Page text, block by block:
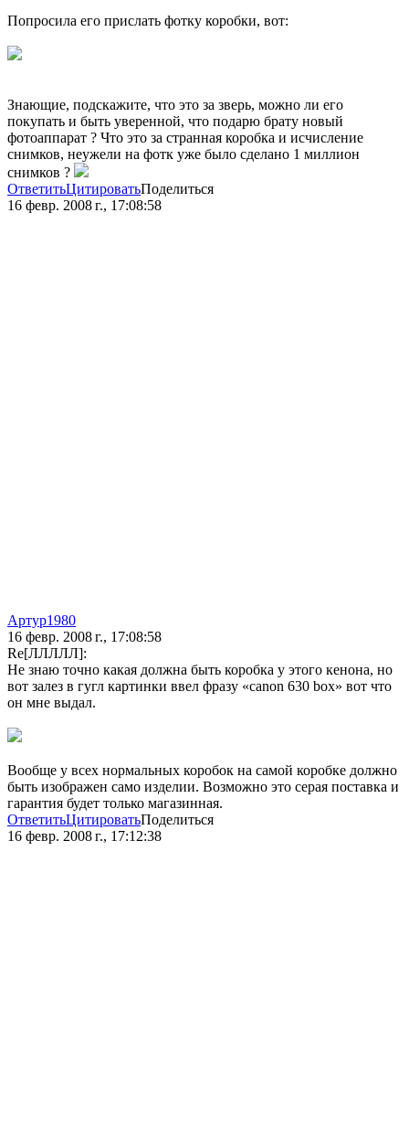
Попросила его прислать фотку коробки, вот:
Знающие, подскажите, что это за зверь, можно ли его
покупать и быть уверенной, что подарю брату новый
фотоаппарат ? Что это за странная коробка и исчисление
снимков, неужели на фотк уже было сделано 1 миллион
снимков ?
ОтветитьЦитироватьПоделиться
16 февр. 2008 г., 17:08:58
Артур1980
16 февр. 2008 г., 17:08:58
Re[ЛЛЛЛЛ]:
Не знаю точно какая должна быть коробка у этого кенона, но
вот залез в гугл картинки ввел фразу «canon 630 box» вот что
он мне выдал.
Вообще у всех нормальных коробок на самой коробке должно
быть изображен само изделии. Возможно это серая поставка и
гарантия будет только магазинная.
ОтветитьЦитироватьПоделиться
16 февр. 2008 г., 17:12:38